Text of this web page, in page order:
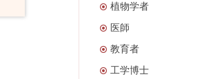
植物学者
医師
教育者
工学博士